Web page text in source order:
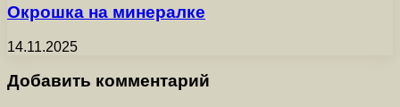
Окрошка на минералке
14.11.2025
Добавить комментарий